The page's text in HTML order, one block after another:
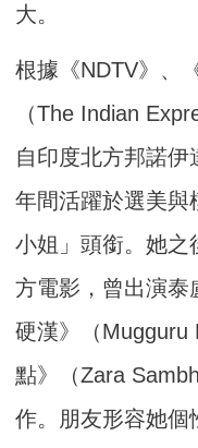
大。
根據《NDTV》、
（The Indian
自印度北方邦諾伊
年間活躍於選美與
小姐」頭銜。她之
方電影，曾出演泰
硬漢》（Mugguru
點》（Zara
作。朋友形容她個